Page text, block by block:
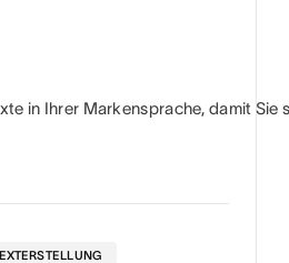
in Ihrer Markensprache, damit